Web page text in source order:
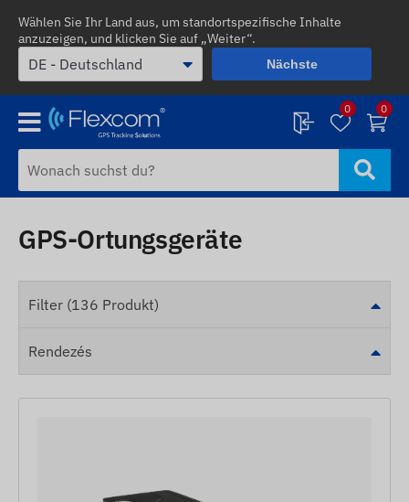
Wählen Sie Ihr Land aus, um standortspezifische Inhalte
anzuzeigen, und klicken Sie auf „Weiter“.
Nächste
0 0
GPS-Ortungsgeräte
Filter (136 Produkt)
Rendezés